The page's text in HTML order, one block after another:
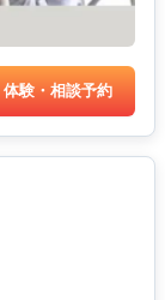
体験・相談予約